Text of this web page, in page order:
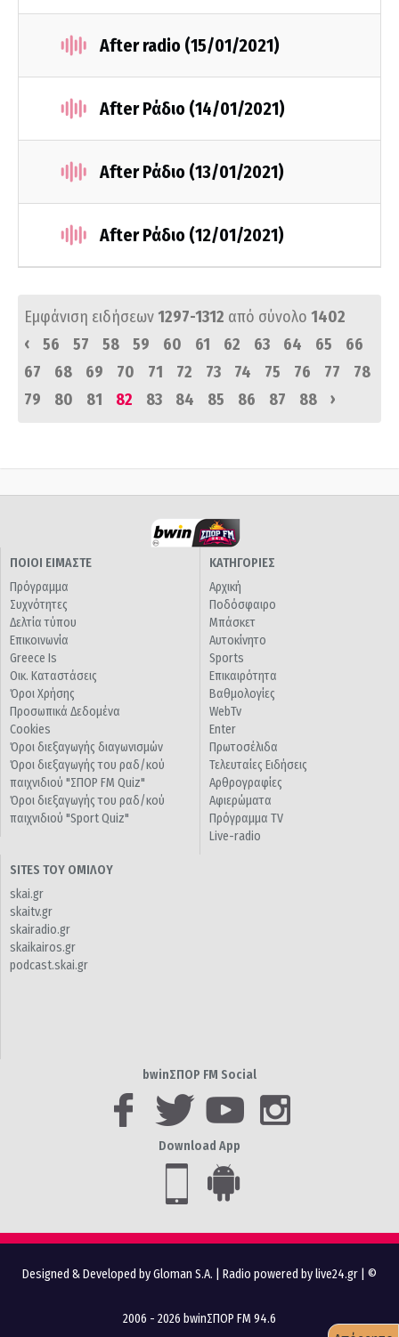
After radio (15/01/2021)
After Ράδιο (14/01/2021)
After Ράδιο (13/01/2021)
After Ράδιο (12/01/2021)
Εμφάνιση ειδήσεων1297-1312 από σύνολο 1402
‹
56 57 58 59 60 61 62 63 64 65
66
67
68 69 70 71 72 73 74 75 76 77
78
79
80 81 82 83 84 85 86 87 88 ›
ΠΟΙΟΙ ΕΙΜΑΣΤΕ
Πρόγραμμα
Συχνότητες
Δελτία τύπου
Επικοινωνία
Greece Is
Οικ. Καταστάσεις
Όροι Χρήσης
Προσωπικά Δεδομένα
Cookies
Όροι διεξαγωγής διαγωνισμών
Όροι διεξαγωγής του ραδ/κού
παιχνιδιού "ΣΠΟΡ FM Quiz"
Όροι διεξαγωγής του ραδ/κού
παιχνιδιού "Sport Quiz"
ΚΑΤΗΓΟΡΙΕΣ
Αρχική
Ποδόσφαιρο
Μπάσκετ
Αυτοκίνητο
Sports
Επικαιρότητα
Βαθμολογίες
WebTv
Enter
Πρωτοσέλιδα
Τελευταίες Ειδήσεις
Αρθρογραφίες
Αφιερώματα
Πρόγραμμα TV
Live-radio
SITES ΤΟΥ ΟΜΙΛΟΥ
skai.gr
skaitv.gr
skairadio.gr
skaikairos.gr
podcast.skai.gr
bwinΣΠΟΡ FM Social
Download App
Designed & Developed by Gloman S.A. Radio powered by live24.gr | ©
2006 - 2026 bwinΣΠΟΡ FM 94.6